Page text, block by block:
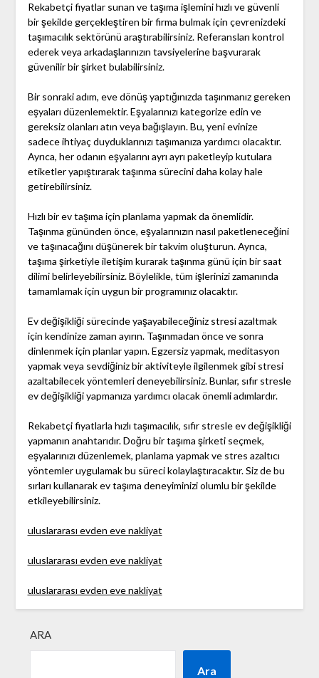
Rekabetçi fiyatlar sunan ve taşıma işlemini hızlı ve güvenli
bir şekilde gerçekleştiren bir firma bulmak için çevrenizdeki
taşımacılık sektörünü araştırabilirsiniz. Referansları kontrol
ederek veya arkadaşlarınızın tavsiyelerine başvurarak
güvenilir bir şirket bulabilirsiniz.
Bir sonraki adım, eve dönüş yaptığınızda taşınmanız gereken
eşyaları düzenlemektir. Eşyalarınızı kategorize edin ve
gereksiz olanları atın veya bağışlayın. Bu, yeni evinize
sadece ihtiyaç duyduklarınızı taşımanıza yardımcı olacaktır.
Ayrıca, her odanın eşyalarını ayrı ayrı paketleyip kutulara
etiketler yapıştırarak taşınma sürecini daha kolay hale
getirebilirsiniz.
Hızlı bir ev taşıma için planlama yapmak da önemlidir.
Taşınma gününden önce, eşyalarınızın nasıl paketleneceğini
ve taşınacağını düşünerek bir takvim oluşturun. Ayrıca,
taşıma şirketiyle iletişim kurarak taşınma günü için bir saat
dilimi belirleyebilirsiniz. Böylelikle, tüm işlerinizi zamanında
tamamlamak için uygun bir programınız olacaktır.
Ev değişikliği sürecinde yaşayabileceğiniz stresi azaltmak
için kendinize zaman ayırın. Taşınmadan önce ve sonra
dinlenmek için planlar yapın. Egzersiz yapmak, meditasyon
yapmak veya sevdiğiniz bir aktiviteyle ilgilenmek gibi stresi
azaltabilecek yöntemleri deneyebilirsiniz. Bunlar, sıfır stresle
ev değişikliği yapmanıza yardımcı olacak önemli adımlardır.
Rekabetçi fiyatlarla hızlı taşımacılık, sıfır stresle ev değişikliği
yapmanın anahtarıdır. Doğru bir taşıma şirketi seçmek,
eşyalarınızı düzenlemek, planlama yapmak ve stres azaltıcı
yöntemler uygulamak bu süreci kolaylaştıracaktır. Siz de bu
sırları kullanarak ev taşıma deneyiminizi olumlu bir şekilde
etkileyebilirsiniz.
uluslararası evden eve nakliyat
uluslararası evden eve nakliyat
uluslararası evden eve nakliyat
ARA
Ara